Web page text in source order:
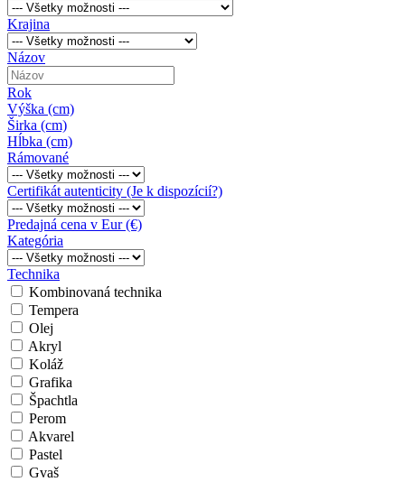
Krajina
Názov
Rok
Výška (cm)
Širka (cm)
Hĺbka (cm)
Rámované
Certifikát autenticity (Je k dispozícií?)
Predajná cena v Eur (€)
Kategória
Technika
Kombinovaná technika
Tempera
Olej
Akryl
Koláž
Grafika
Špachtla
Perom
Akvarel
Pastel
Gvaš